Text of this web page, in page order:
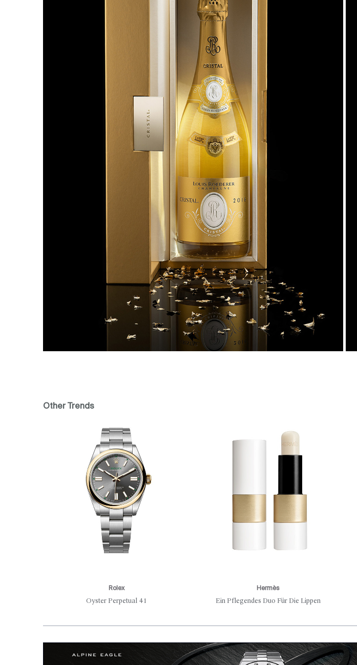
Other Trends
Rolex
Oyster Perpetual 41
Hermès
Ein Pflegendes Duo Für Die Lippen